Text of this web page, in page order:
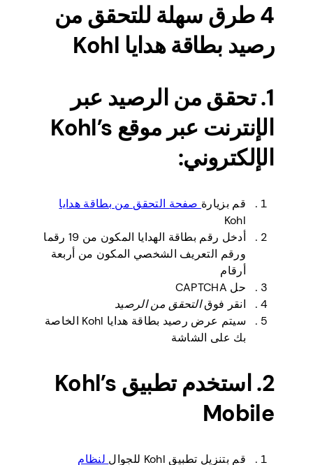
4 طرق سهلة للتحقق من
رصيد بطاقة هدايا Kohl
1. تحقق من الرصيد عبر
الإنترنت عبر موقع Kohl’s
الإلكتروني:
قم بزيارة صفحة التحقق من بطاقة هدايا
Kohl
أدخل رقم بطاقة الهدايا المكون من 19 رقما
ورقم التعريف الشخصي المكون من أربعة
أرقام
حل CAPTCHA
انقر فوقالتحقق من الرصيد
سيتم عرض رصيد بطاقة هدايا Kohl الخاصة
بك على الشاشة
2. استخدم تطبيق Kohl’s
Mobile
قم بتنزيل تطبيق Kohl للجوال لنظام